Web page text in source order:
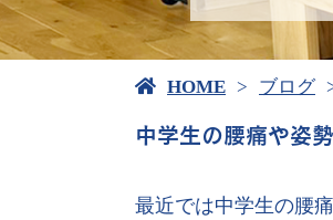
HOME ブログ
中学生の腰痛や姿
最近では中学生の腰